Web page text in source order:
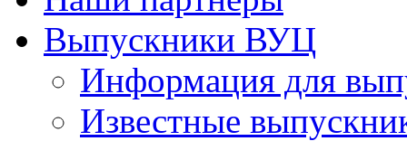
Выпускники ВУЦ
Информация для
Известные